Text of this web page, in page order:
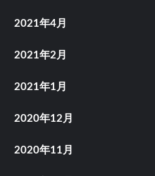
2021年4月
2021年2月
2021年1月
2020年12月
2020年11月